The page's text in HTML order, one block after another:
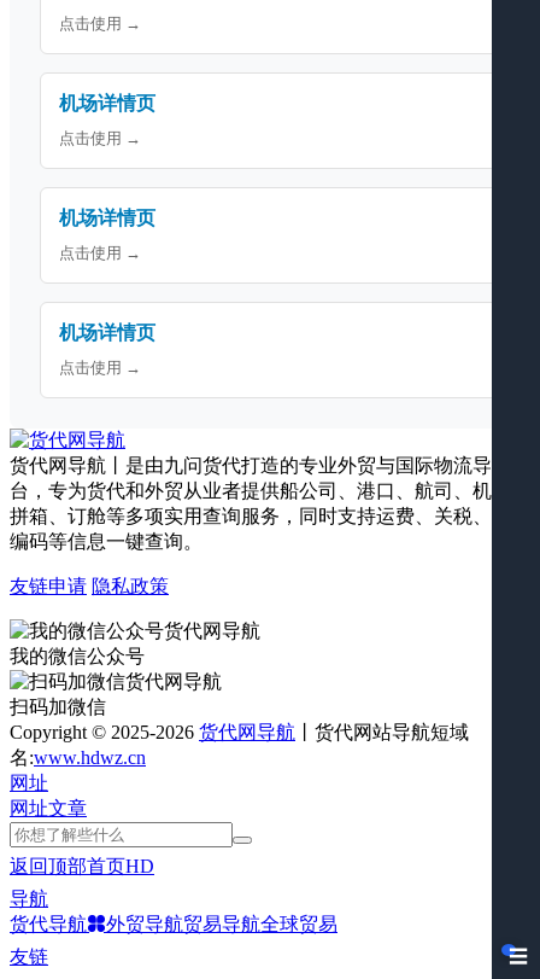
☰
点击使用 →
机场详情页
点击使用 →
机场详情页
点击使用 →
机场详情页
点击使用 →
货代网导航丨是由九问货代打造的专业外贸与国际物流导航平
台，专为货代和外贸从业者提供船公司、港口、航司、机场、
拼箱、订舱等多项实用查询服务，同时支持运费、关税、海关
编码等信息一键查询。
友链申请 隐私政策
我的微信公众号
扫码加微信
Copyright © 2025-2026 货代网导航 丨货代网站导航短域
名:www.hdwz.cn
网址
网址文章
返回顶部首页HD
导航
货代导航
外贸导航贸易导航全球贸易
友链